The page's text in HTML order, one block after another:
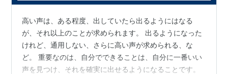
高い声は、ある程度、出していたら出るようにはなる
が、それ以上のことが求められます。 出るようになった
けれど、通用しない、さらに高い声が求められる、な
ど。 重要なのは、自分でできることは、自分に一番いい
声を見つけ、それを確実に出せるようになることです。